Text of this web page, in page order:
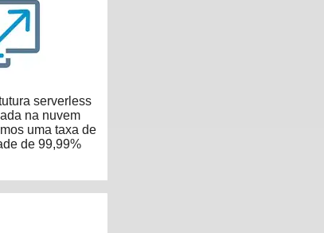
serverless
na nuvem
uma taxa de
de 99,99%